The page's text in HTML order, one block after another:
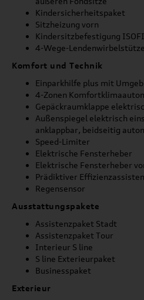
Kindersicherheitspaket
Sitzheizung vorn
Kindersitzbefestigung
4-Wege-
Komfort und Technik
Einparkhilfe plus mit
4-Zonen
Gepäckraumklappe
Außenspiegel elektrisch
anklappbar, beidseitig
Speed-Limiter
Elektrische Fensterheber
Elektrische Fensterheber
Prädiktiver
Regensensor
Ausstattungspakete
Assistenzpaket Stadt
Assistenzpaket Tour
Interieur S line
S line Exterieurpaket
Businesspaket
Exterieur